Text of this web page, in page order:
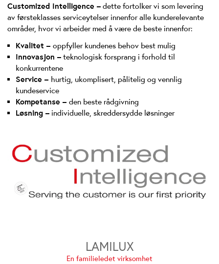
Customized Intelligence – dette fortolker vi som levering
av førsteklasses serviceytelser innenfor alle kunderelevante
områder, hvor vi arbeider med å være de beste innenfor:
Kvalitet – oppfyller kundenes behov best mulig
Innovasjon – teknologisk forsprang i forhold til
konkurrentene
Service – hurtig, ukomplisert, pålitelig og vennlig
kundeservice
Kompetanse – den beste rådgivning
Løsning – individuelle, skreddersydde løsninger
LAMILUX
En familieledet virksomhet